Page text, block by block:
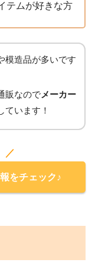
テムが好きな方
模造品が多いです
販なのでメーカー
ています！
／
をチェック♪